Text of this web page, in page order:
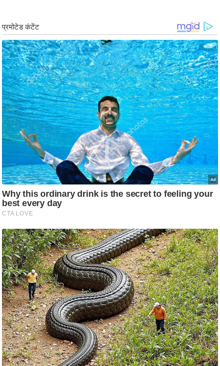
मी
क्षा
B
r
e
a
k
i
n
N
e
w
s
ला
इ
फ
स्टा
इ
ल
टे
क्नॉ
लॉ
जी
ब्यू
टी